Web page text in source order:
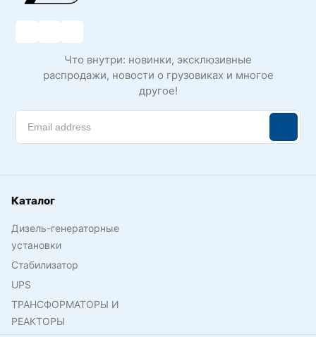
Что внутри: новинки, эксклюзивные
распродажи, новости о грузовиках и многое
другое!
Каталог
Дизель-генераторные
установки
Стабилизатор
UPS
ТРАНСФОРМАТОРЫ И
РЕАКТОРЫ